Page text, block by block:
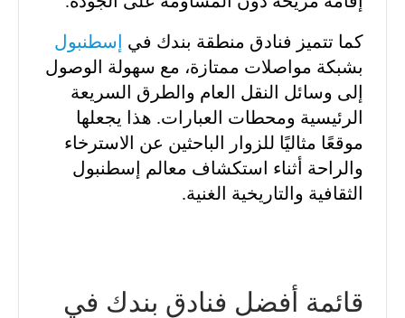
كما تتميز فنادق منطقة بندك في
إسطنبول
بشبكة مواصلات ممتازة، مع سهولة الوصول
إلى وسائل النقل العام والطرق السريعة
الرئيسية ومحطات العبارات. هذا يجعلها
موقعًا مثاليًا للزوار الباحثين عن الاسترخاء
والراحة أثناء استكشاف معالم إسطنبول
الثقافية والتاريخية الغنية.
قائمة أفضل فنادق بندك في